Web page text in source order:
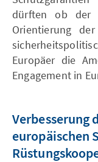
dürften ob der
Orientierung
Europäer die
Engagement in
Verbesserung
europäischen